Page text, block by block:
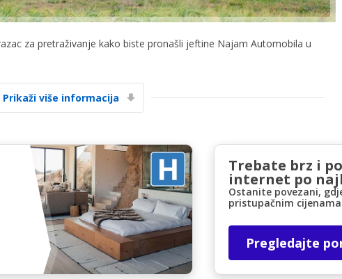
za pretraživanje kako biste pronašli jeftine Najam Automobila u
Prikaži više informacija
Trebate brz i
internet po
Ostanite povezani,
pristupačnim cijenama
Pregledajte
Posebni popusti
Pristupite ekskluzivnim ponudama naših
dobavljača
Prijava putem eLinka